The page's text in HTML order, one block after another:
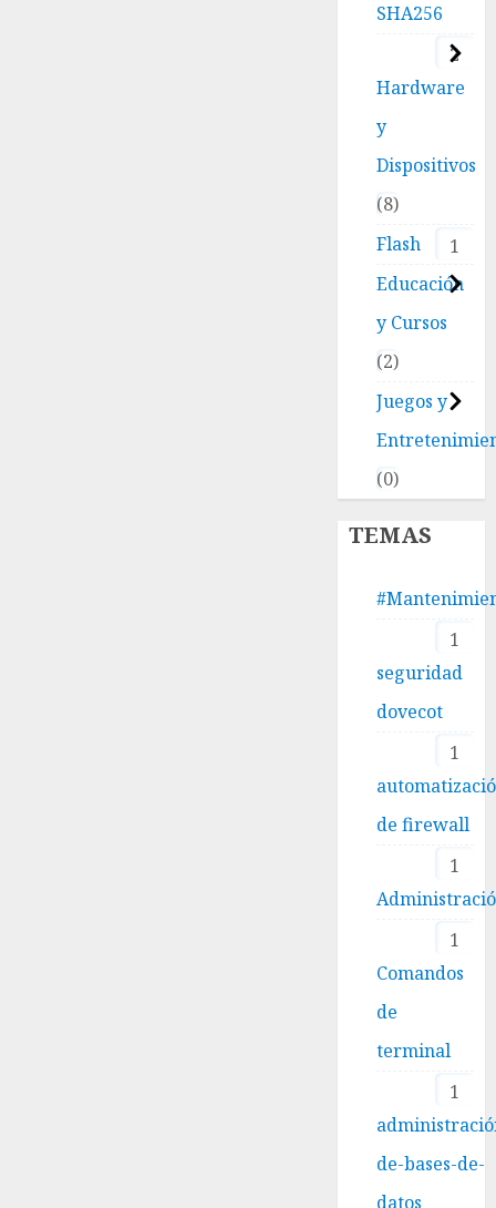
SHA256
2
Hardware
y
Dispositivos
8
Flash
1
Educación
y Cursos
2
Juegos y
0
TEMAS
1
seguridad
dovecot
1
de firewall
1
1
Comandos
de
terminal
1
de-bases-de-
datos